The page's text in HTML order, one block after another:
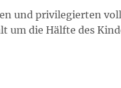
und privilegierten
um die Hälfte des